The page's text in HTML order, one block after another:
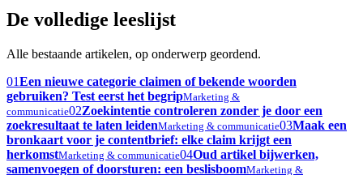
De volledige leeslijst
Alle bestaande artikelen, op onderwerp geordend.
01Een nieuwe categorie claimen of bekende woorden
gebruiken? Test eerst het begripMarketing &
communicatie02Zoekintentie controleren zonder je door een
zoekresultaat te laten leidenMarketing & communicatie03Maak een
bronkaart voor je contentbrief: elke claim krijgt een
herkomstMarketing & communicatie04Oud artikel bijwerken,
samenvoegen of doorsturen: een beslisboomMarketing &